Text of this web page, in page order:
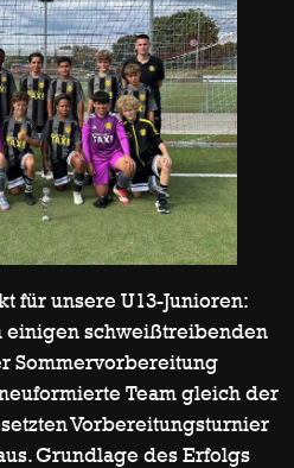
für unsere U13-Junioren:
einigen schweißtreibenden
Sommervorbereitung
Team gleich der
Vorbereitungsturnier
Grundlage des Erfolgs